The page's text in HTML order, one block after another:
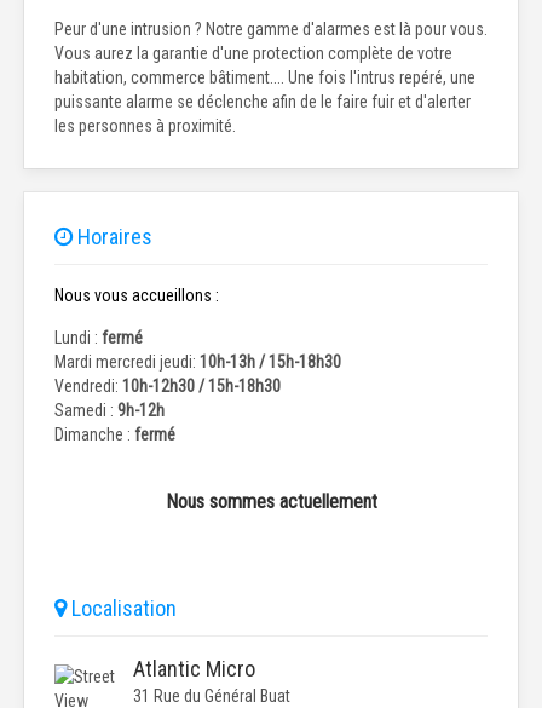
Peur d'une intrusion ? Notre gamme d'alarmes est là pour vous.
Vous aurez la garantie d'une protection complète de votre
habitation, commerce bâtiment.... Une fois l'intrus repéré, une
puissante alarme se déclenche afin de le faire fuir et d'alerter
les personnes à proximité.
Horaires
Nous vous accueillons :
Lundi : fermé
Mardi mercredi jeudi: 10h-13h / 15h-18h30
Vendredi: 10h-12h30 / 15h-18h30
Samedi : 9h-12h
Dimanche : fermé
Nous sommes actuellement
Localisation
Atlantic Micro
31 Rue du Général Buat